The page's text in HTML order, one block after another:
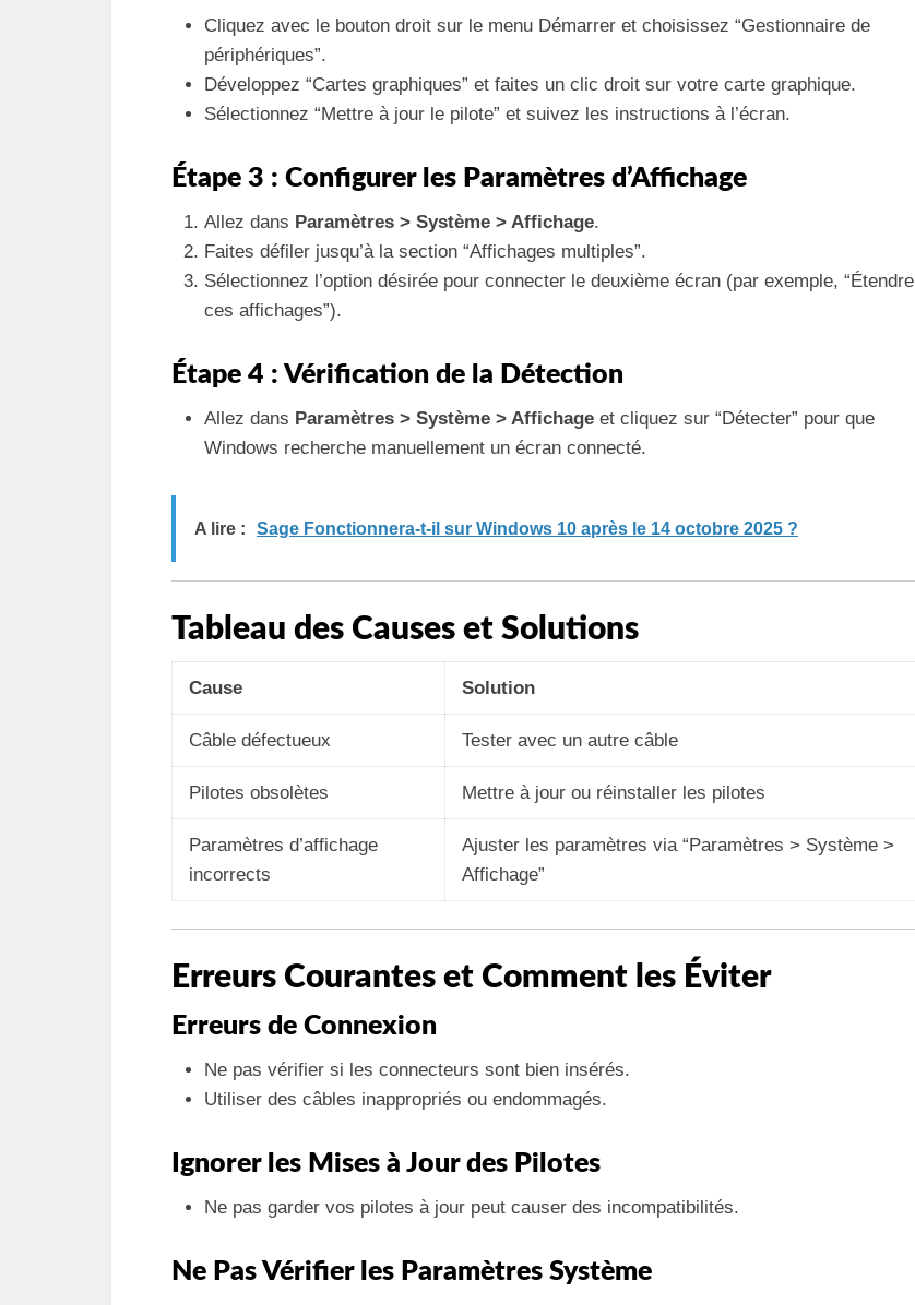
Cliquez avec le bouton droit sur le menu Démarrer et choisissez “Gestionnaire de
périphériques”.
Développez “Cartes graphiques” et faites un clic droit sur votre carte graphique.
Sélectionnez “Mettre à jour le pilote” et suivez les instructions à l’écran.
Étape 3 : Configurer les Paramètres d’Affichage
Allez dans Paramètres > Système > Affichage.
Faites défiler jusqu’à la section “Affichages multiples”.
Sélectionnez l’option désirée pour connecter le deuxième écran (par exemple, “Étendre
ces affichages”).
Étape 4 : Vérification de la Détection
Allez dans Paramètres > Système > Affichage et cliquez sur “Détecter” pour que
Windows recherche manuellement un écran connecté.
A lire : Sage Fonctionnera-t-il sur Windows 10 après le 14 octobre 2025 ?
Tableau des Causes et Solutions
Cause Solution
Câble défectueux Tester avec un autre câble
Pilotes obsolètes Mettre à jour ou réinstaller les pilotes
Paramètres d’affichage
incorrects
Ajuster les paramètres via “Paramètres > Système >
Affichage”
Erreurs Courantes et Comment les Éviter
Erreurs de Connexion
Ne pas vérifier si les connecteurs sont bien insérés.
Utiliser des câbles inappropriés ou endommagés.
Ignorer les Mises à Jour des Pilotes
Ne pas garder vos pilotes à jour peut causer des incompatibilités.
Ne Pas Vérifier les Paramètres Système